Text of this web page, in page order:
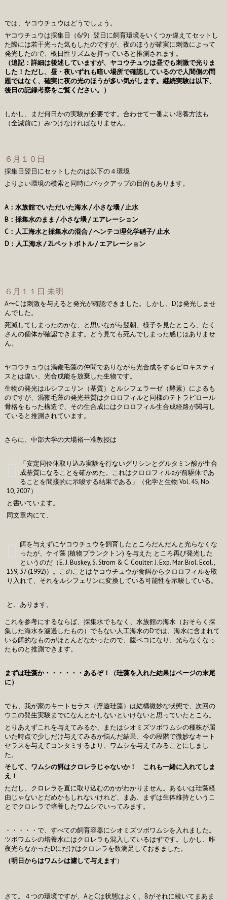
では、ヤコウチュウはどうでしょう。
ヤコウチュウは採集日（6/9）翌日に飼育環境をいくつか違えてセットし
た際には若干光った気もしたのですが、夜のほうが確実に刺激によって
発光したので、概日性リズムを持っていると推測されます。
（追記：詳細は後述していますが、ヤコウチュウは昼でも刺激で光りま
した！ただし、昼・夜いずれも暗い場所で確認しているので人間側の問
題ではなく、確実に夜の光のほうが多い気がします。継続実験は以下、
後日の記録考察をご覧ください。）
しかし、まだ何日かの実験が必要です。合わせて一番よい培養方法も
（全滅前に）みつけなければなりません。
６月１０日
採集日翌日にセットしたのは以下の４環境
よりよい環境の模索と同時にバックアップの目的もあります。
A：水族館でいただいた海水 / 小さな壜 / 止水
B：採集水のまま / 小さな壜 / エアレーション
C：人工海水と採集水の混合 / ヘンテコ理化学硝子/ 止水
D：人工海水 / 2Lペットボトル / エアレーション
６月１１日 未明
A〜C は刺激を与えると発光が確認できました。しかし、Dは発光しませ
んでした。
死滅してしまったのかな、と思いながら翌朝、様子を見たところ、たく
さんの個体が確認できます。どう見ても死んでしまった感じはありませ
ん。
ヤコウチュウは渦鞭毛藻の仲間でありながら光合成をするピロキスティ
スとは違い、光合成能を放棄した生物です。
生物の発光はルシフェリン（基質）とルシフェラーゼ（酵素）によるも
のですが、渦鞭毛藻の発光基質はクロロフィルと同様のテトラピロール
骨格をもった構造で、その生合成にはクロロフィル生合成経路が関与し
ていると推測されています。
さらに、中部大学の大場裕一准教授は
「安定同位体取り込み実験を行ないグリシンとグルタミン酸が生合
成基質になることを確かめた。これはクロロフィルaが前駆体であ
ることを間接的に示唆する結果である」（化学と生物 Vol. 45, No.
10, 2007）
と書いています。
同文章内にて、
餌を与えずにヤコウチュウを飼育したところだんだんと光らなくな
ったが、ケイ藻 (植物プランクトン) を与えた ところ再び発光した
というのだ（E. J. Buskey, S. Strom & C. Coulter: J. Exp. Mar. Biol. Ecol.,
159, 37 (1992)）。このことはヤコウチュウが食餌からクロロフィルを取
り入れて、それをルシフェリンに変換している可能性を示唆している。
と、あります。
これを参考にするならば、採集水でもなく、水族館の海水（おそらく採
集した海水を濾過したもの）でもない人工海水のDでは、海水に含まれて
いる餌的なものがほとんどなかったので、腹ペコになり、光らなくなっ
たものと推測できます。
まずは珪藻か・・・・・・あるぞ！（珪藻を入れた結果はページの末尾
に）
でも、我が家のキートセラス（浮遊珪藻）は結構微妙な状態で、次回の
ウニの発生実験までになんとかしないといけないと思っていたところ。
とりあえずこれを与えてみるか、またはシオミズツボワムシの種株が届
いた時点で少しだけ与えてみるか悩んだ結果、今の段階で微妙なキート
セラスを与えてコンタミするより、ワムシを与えてみることにしまし
た。
そして、ワムシの餌はクロレラじゃないか！ これも一緒に入れてしま
え！
ただし、クロレラを直に取り込むのかがわかりません。あるいは珪藻経
由じゃないとだめかもしれないけれど、まあ、まずは生体維持というこ
とでクロレラで培養したワムシでいってみます。
・・・・・で、すべての飼育容器にシオミズツボワムシを入れました。
ツボワムシの培養水にはクロレラも混入しているはずです。しかし、昨
夜光らなかったDにだけはクロレラを数滴足しておきました。
（明日からはワムシは濾して与えます）
さて。４つの環境ですが、AとCは状態はよく、Bがそれに続いてまあま